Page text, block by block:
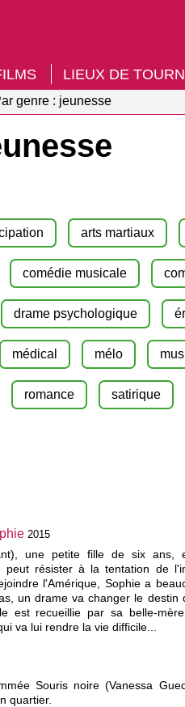
LIEUX DE
genre : jeunesse
arts martiaux
comédie musicale
drame psychologique
médical mélo
romance satirique
2015
une petite fille de six ans,
résister à la tentation de
l'Amérique, Sophie a
un drame va changer le destin
est recueillie par sa belle-
va lui rendre la vie difficile...
Souris noire (Vanessa
quartier.